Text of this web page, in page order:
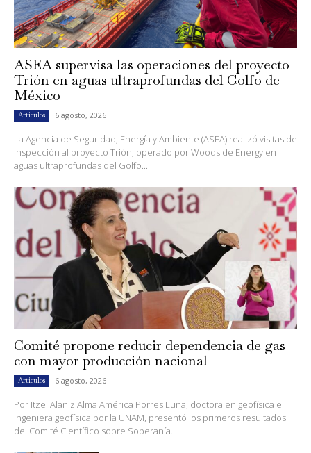
ASEA supervisa las operaciones del proyecto
Trión en aguas ultraprofundas del Golfo de
México
Artículos 6 agosto, 2026
La Agencia de Seguridad, Energía y Ambiente (ASEA) realizó visitas de
inspección al proyecto Trión, operado por Woodside Energy en
aguas ultraprofundas del Golfo...
Comité propone reducir dependencia de gas
con mayor producción nacional
Artículos 6 agosto, 2026
Por Itzel Alaniz Alma América Porres Luna, doctora en geofísica e
ingeniera geofísica por la UNAM, presentó los primeros resultados
del Comité Científico sobre Soberanía...